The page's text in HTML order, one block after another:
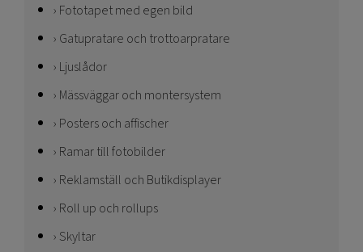
Fototapet med egen bild
Gatupratare och trottoarpratare
Ljuslådor
Mässväggar och montersystem
Posters och affischer
Ramar till fotobilder
Reklamställ och Butikdisplayer
Roll up och rollups
Skyltar